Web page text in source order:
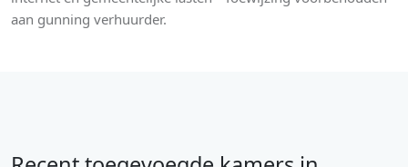
aan gunning verhuurder.